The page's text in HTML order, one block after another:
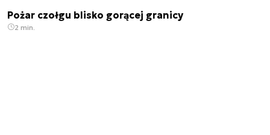
Pożar czołgu blisko gorącej granicy
2 min.